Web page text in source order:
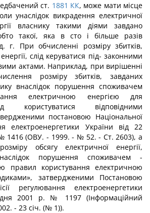
ст. 1881 КК, може мати місце
унаслідок викрадення електричної
власнику такими ді­ями завдано
такої, яка в сто і більше разів
При обчисленні розміру збитків,
слід керуватися під- законними
актами. Наприклад, при вирішенні
розміру збитків, завданих
внаслідок порушен­ня споживачем
електричною енергією для
користуватися відповідними
постановою Націо­нальної
електроенергетики України від 22
1416 (ОВУ. - 1999. - № 52. - Ст. 2603), а
обсягу елек­тричної енергії,
порушення споживачем -
правил користування електричною
затвердже­ними Постановою
регулювання електроенергетики
2001 р. № 1197 (Інформаційний
- 23 січ. (№ 1)).